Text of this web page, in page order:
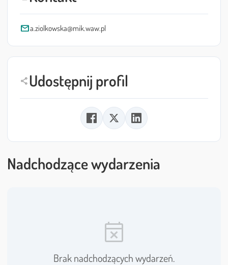
maila.ziolkowska@mik.waw.pl
shareUdostępnij profil
Nadchodzące wydarzenia
event_busy
Brak nadchodzących wydarzeń.